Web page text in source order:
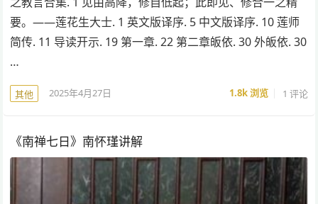
要。——莲花生大士. 1 英文版译序. 5 中文版译序. 10 莲师
简传. 11 导读开示. 19 第一章. 22 第二章皈依. 30 外皈依. 30
…
其他 2025年4月27日 1.8k浏览 1 评论
《南禅七日》南怀瑾讲解